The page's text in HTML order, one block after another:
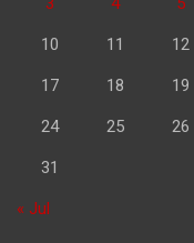
10 11 12
17 18 19
24 25 26
31
« Jul